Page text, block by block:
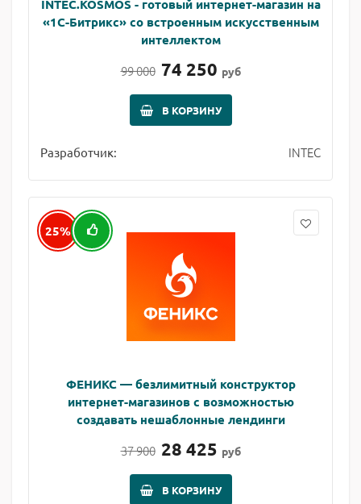
INTEC.KOSMOS - готовый интернет-магазин на
«1С-Битрикс» со встроенным искусственным
интеллектом
99 000 74 250 руб
В КОРЗИНУ
Разработчик: INTEC
25%
ФЕНИКС — безлимитный конструктор
интернет-магазинов с возможностью
создавать нешаблонные лендинги
37 900 28 425 руб
В КОРЗИНУ